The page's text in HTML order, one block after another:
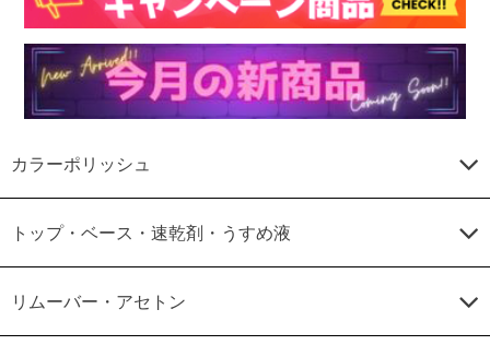
カラーポリッシュ
トップ・ベース・速乾剤・うすめ液
リムーバー・アセトン